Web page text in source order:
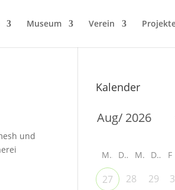
Museum Verein
und
Kalender
M D M D F
27 28 29